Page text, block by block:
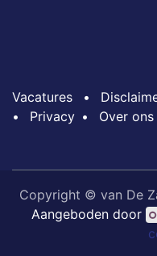
Vacatures •
•
Privacy • Over ons
Copyright © van De
Aangeboden door